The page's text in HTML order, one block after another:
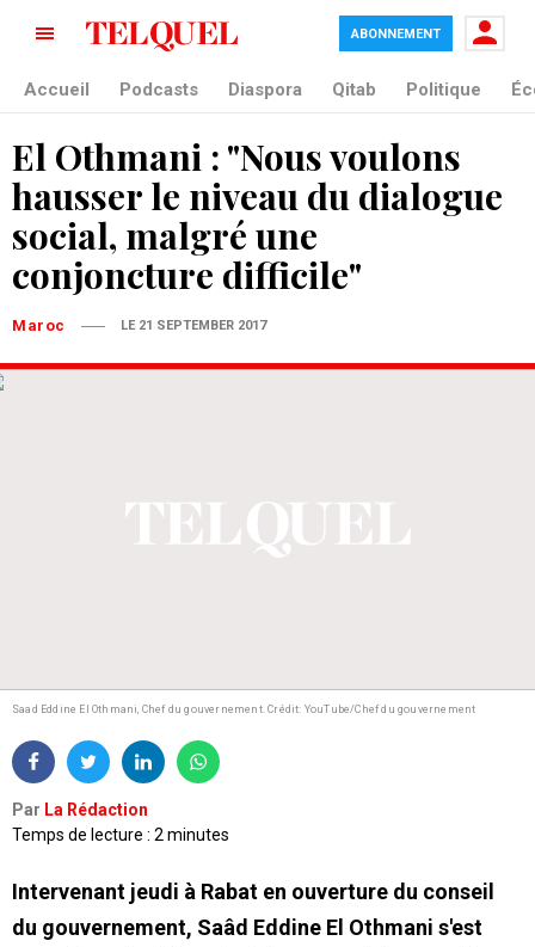
ABONNEMENT
Accueil Podcasts Diaspora Qitab Politique
El Othmani : "Nous voulons
hausser le niveau du dialogue
social, malgré une
conjoncture difficile"
Maroc LE 21 SEPTEMBER 2017
Saad Eddine El Othmani, Chef du gouvernement.Crédit: YouTube/Chef du gouvernement
Par La Rédaction
Temps de lecture : 2 minutes
Intervenant jeudi à Rabat en ouverture du conseil
du gouvernement, Saâd Eddine El Othmani s'est